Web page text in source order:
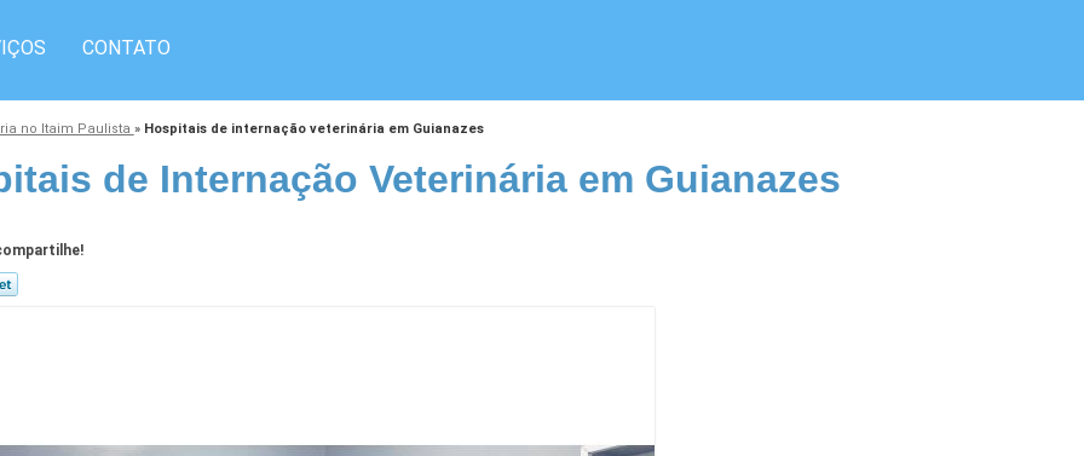
CONTATO
no Itaim Paulista » Hospitais de internação veterinária em Guianazes
de Internação Veterinária em Guianazes